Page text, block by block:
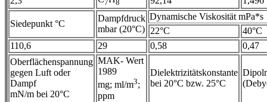
7 8
Siedepunkt °C
Dampfdruck
mbar (20°C)
Dynamische Viskosität mPa*s
22°C
40°C
110,6
29 0,58
0,47
Oberflächenspannung
gegen Luft oder
Dampf
mN/m bei 20°C
MAK- Wert
1989
mg; ml/m3;
ppm
Dielektrizitätskonstante
bei 20°C bzw. 25°C